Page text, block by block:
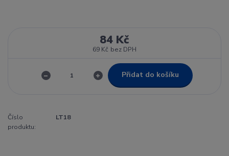
84 Kč
69 Kč bez DPH
Přidat do košíku
Číslo
produktu:
LT18